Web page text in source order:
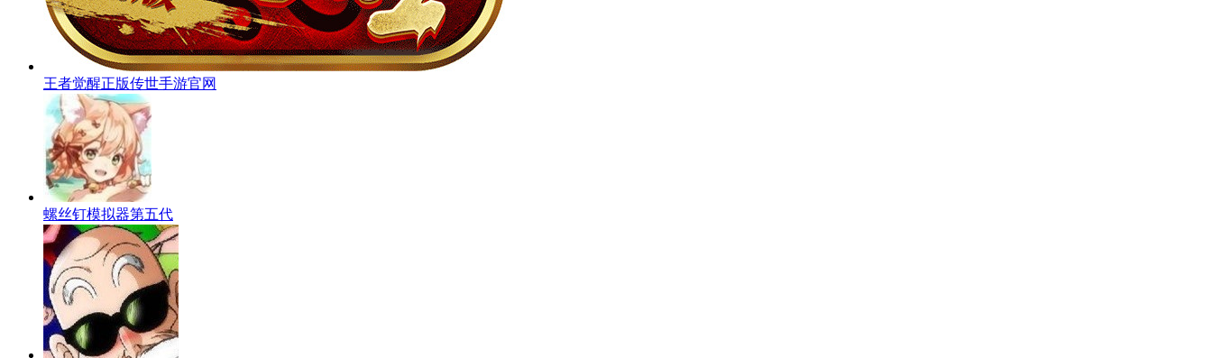
王者觉醒正版传世手游官网
螺丝钉模拟器第五代